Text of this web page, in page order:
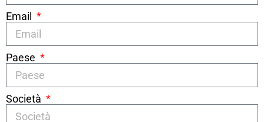
Email
Paese
Società